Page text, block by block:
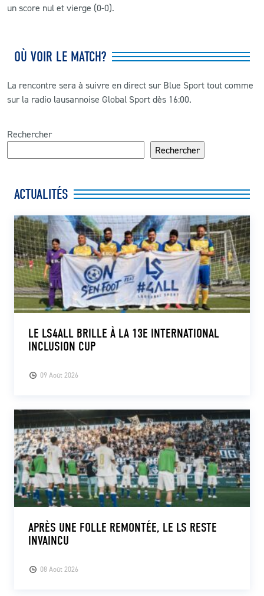
un score nul et vierge (0-0).
OÙ VOIR LE MATCH?
La rencontre sera à suivre en direct sur Blue Sport tout comme
sur la radio lausannoise Global Sport dès 16:00.
Rechercher
Rechercher
ACTUALITÉS
09 Août 2026
LE LS4ALL BRILLE À LA 13E INTERNATIONAL
INCLUSION CUP
08 Août 2026
APRÈS UNE FOLLE REMONTÉE, LE LS RESTE
INVAINCU